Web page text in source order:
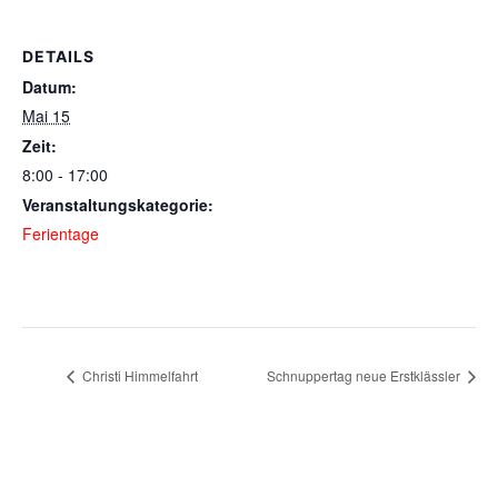
DETAILS
Datum:
Mai 15
Zeit:
8:00 - 17:00
Veranstaltungskategorie:
Ferientage
Christi Himmelfahrt Schnuppertag neue Erstklässler